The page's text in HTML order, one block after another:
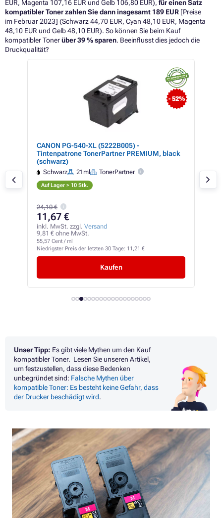
EUR, Magenta 107,16 EUR und Gelb 106,80 EUR), für einen Satz
kompatibler Toner zahlen Sie dann insgesamt 189 EUR [Preise
im Februar 2023] (Schwarz 44,70 EUR, Cyan 48,10 EUR, Magenta
48,10 EUR und Gelb 48,10 EUR). So können Sie beim Kauf
kompatibler Tonerüber 39%sparen. Beeinflusst dies jedoch die
Druckqualität?
- 52%
CANON PG-540-XL (5222B005) -
Tintenpatrone TonerPartner PREMIUM, black
(schwarz)
Schwarz 21ml TonerPartner
Auf Lager > 10 Stk.
24,10 €
11,67 €
inkl. MwSt. zzgl. Versand
9,81 € ohne MwSt.
55,57 Cent / ml
Niedrigster Preis der letzten 30 Tage: 11,21 €
Kaufen
Unser Tipp: Es gibt viele Mythen um den Kauf
kompatibler Toner. Lesen Sie unseren Artikel,
um festzustellen, dass diese Bedenken
unbegründet sind: Falsche Mythen über
kompatible Toner: Es besteht keine Gefahr, dass
der Drucker beschädigt wird.